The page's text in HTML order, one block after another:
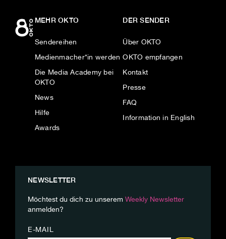
MEHR OKTO
Sendereihen
Medienmacher*in werden
Die Media Academy bei
OKTO
News
Hilfe
Awards
DER SENDER
Über OKTO
OKTO empfangen
Kontakt
Presse
FAQ
Information in English
NEWSLETTER
Möchtest du dich zu unserem Weekly Newsletter
anmelden?
E-MAIL